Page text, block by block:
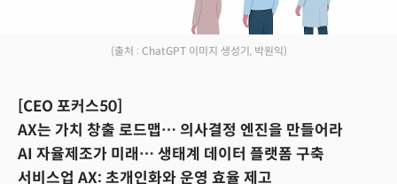
(출처 : ChatGPT 이미지 생성기, 박원익)
[CEO 포커스50]
AX는 가치 창출 로드맵… 의사결정 엔진을 만들어라
AI 자율제조가 미래… 생태계 데이터 플랫폼 구축
서비스업 AX: 초개인화와 운영 효율 제고